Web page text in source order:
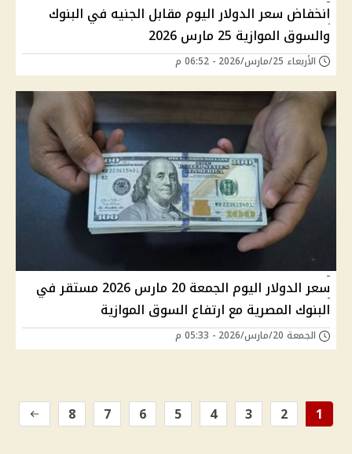
انخفاض سعر الدولار اليوم مقابل الجنيه في البنوك
والسوق الموازية 25 مارس 2026
الأربعاء 25/مارس/2026 - 06:52 م
سعر الدولار اليوم الجمعة 20 مارس 2026 مستقر في
البنوك المصرية مع ارتفاع السوق الموازية
الجمعة 20/مارس/2026 - 05:33 م
1
2
3
4
5
6
7
8